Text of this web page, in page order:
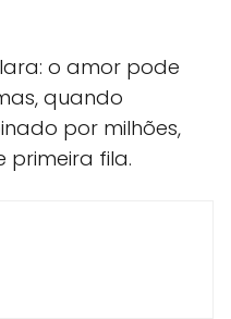
o amor pode
quando
por milhões,
primeira fila.